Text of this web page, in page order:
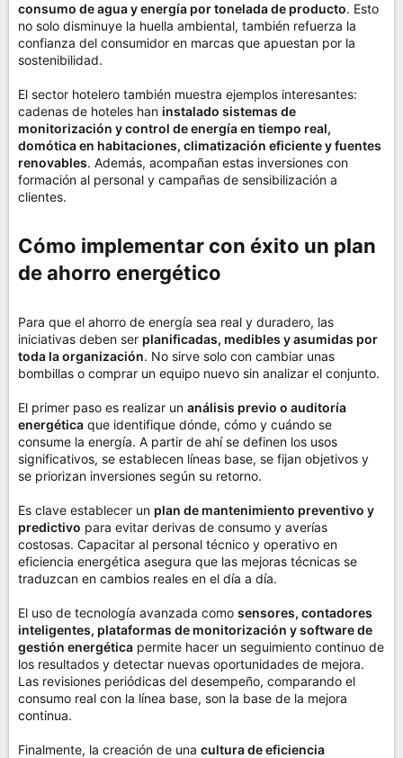
consumo de agua y energía por tonelada de producto. Esto
no solo disminuye la huella ambiental, también refuerza la
confianza del consumidor en marcas que apuestan por la
sostenibilidad.
El sector hotelero también muestra ejemplos interesantes:
cadenas de hoteles han instalado sistemas de
monitorización y control de energía en tiempo real,
domótica en habitaciones, climatización eficiente y fuentes
renovables. Además, acompañan estas inversiones con
formación al personal y campañas de sensibilización a
clientes.
Cómo implementar con éxito un plan
de ahorro energético​
Para que el ahorro de energía sea real y duradero, las
iniciativas deben ser planificadas, medibles y asumidas por
toda la organización. No sirve solo con cambiar unas
bombillas o comprar un equipo nuevo sin analizar el conjunto.
El primer paso es realizar un análisis previo o auditoría
energética que identifique dónde, cómo y cuándo se
consume la energía. A partir de ahí se definen los usos
significativos, se establecen líneas base, se fijan objetivos y
se priorizan inversiones según su retorno.
Es clave establecer un plan de mantenimiento preventivo y
predictivo para evitar derivas de consumo y averías
costosas. Capacitar al personal técnico y operativo en
eficiencia energética asegura que las mejoras técnicas se
traduzcan en cambios reales en el día a día.
El uso de tecnología avanzada como sensores, contadores
inteligentes, plataformas de monitorización y software de
gestión energética permite hacer un seguimiento continuo de
los resultados y detectar nuevas oportunidades de mejora.
Las revisiones periódicas del desempeño, comparando el
consumo real con la línea base, son la base de la mejora
continua.
Finalmente, la creación de una cultura de eficiencia